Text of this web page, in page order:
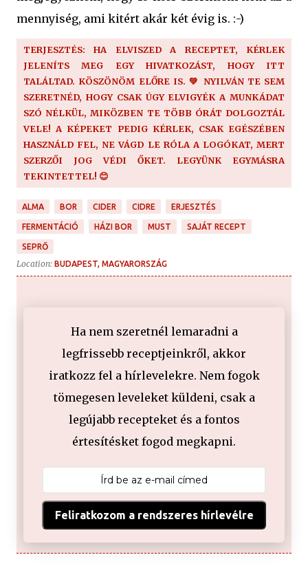
mennyiség, ami kitért akár két évig is. :-)
TERJESZTÉS: HA ELVISZED A RECEPTET, KÉRLEK
JELENÍTS MEG EGY HIVATKOZÁST, HOGY ITT
TALÁLTAD. KÖSZÖNÖM ELŐRE IS. 💚 NYILVÁN TE SEM
SZERETNÉD, HOGY CSAK ÚGY ELVIGYÉK A MUNKÁDAT
SZÓ NÉLKÜL, MIKÖZBEN TE TÖBB ÓRÁT DOLGOZTÁL
VELE! A KÉPEKET PEDIG KÉRLEK, CSAK EGÉSZÉBEN
HASZNÁLD FEL, NE VÁGD LE RÓLA A LOGÓKAT, MERT
SZERZŐI JOG VÉDI ŐKET. LEGYÜNK EGYMÁSRA
TEKINTETTEL! 😊
ALMA BOR CIDER CIDRE ERJESZTÉS
FERMENTÁCIÓ HÁZI BOR MUST SAJÁT RECEPT
SEPRŐ
Location: BUDAPEST, MAGYARORSZÁG
Ha nem szeretnél lemaradni a
legfrissebb receptjeinkről, akkor
iratkozz fel a hírlevelekre. Nem fogok
tömegesen leveleket küldeni, csak a
legújabb recepteket és a fontos
értesítésket fogod megkapni.
Feliratkozom a rendszeres hírlevélre